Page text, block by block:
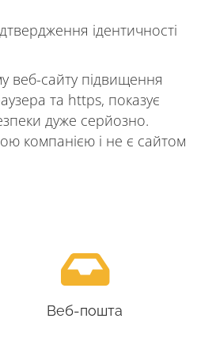
ідентичності
веб-сайту підвищення
та https, показує
дуже серйозно.
компанією і не є сайтом
Веб-пошта